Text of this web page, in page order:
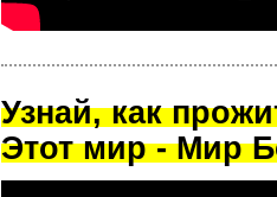
Узнай, как
Этот мир - Мир